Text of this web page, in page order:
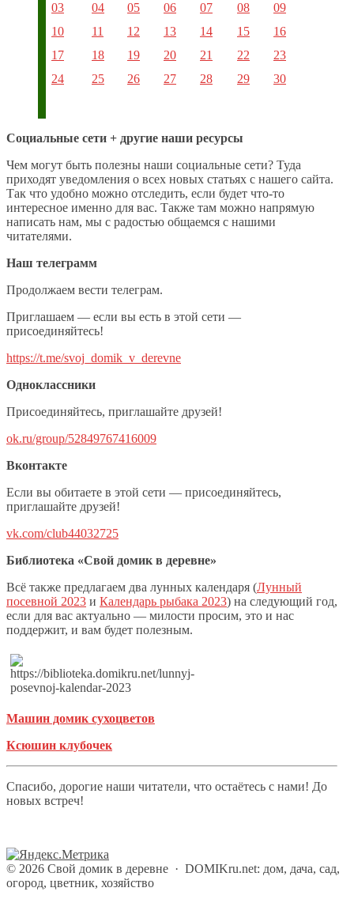
03
04 05 06 07 08
09
10
11 12 13 14 15
16
17
18 19 20 21 22
23
24
25 26 27 28 29 30
Социальные сети + другие наши ресурсы
Чем могут быть полезны наши социальные сети? Туда
приходят уведомления о всех новых статьях с нашего сайта.
Так что удобно можно отследить, если будет что-то
интересное именно для вас. Также там можно напрямую
написать нам, мы с радостью общаемся с нашими
читателями.
Наш телеграмм
Продолжаем вести телеграм.
Приглашаем — если вы есть в этой сети —
присоединяйтесь!
https://t.me/svoj_domik_v_derevne
Одноклассники
Присоединяйтесь, приглашайте друзей!
ok.ru/group/52849767416009
Вконтакте
Если вы обитаете в этой сети — присоединяйтесь,
приглашайте друзей!
vk.com/club44032725
Библиотека «Свой домик в деревне»
Всё также предлагаем два лунных календаря (Лунный
посевной 2023 и Календарь рыбака 2023) на следующий год,
если для вас актуально — милости просим, это и нас
поддержит, и вам будет полезным.
Машин домик сухоцветов
Ксюшин клубочек
Спасибо, дорогие наши читатели, что остаётесь с нами! До
новых встреч!
© 2026 Свой домик в деревне · DOMIKru.net: дом, дача, сад,
огород, цветник, хозяйство